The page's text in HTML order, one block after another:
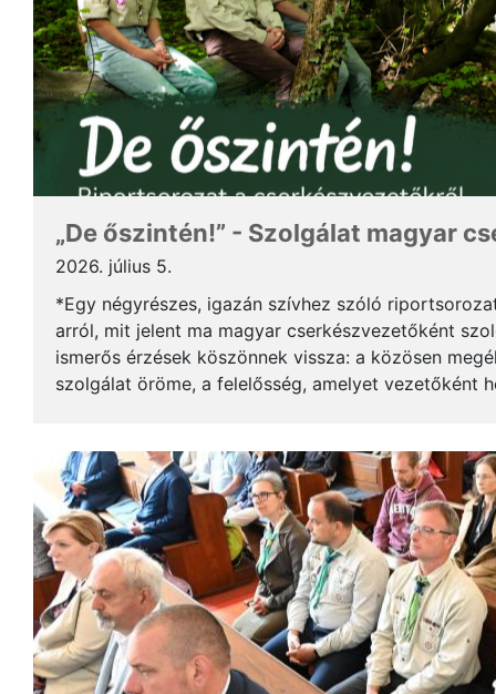
„De őszintén!” - Szolgálat magyar
2026. július 5.
*Egy négyrészes, igazán szívhez szóló
arról, mit jelent ma magyar cserkészvezetőként
ismerős érzések köszönnek vissza: a közösen
szolgálat öröme, a felelősség, amelyet vezetőként